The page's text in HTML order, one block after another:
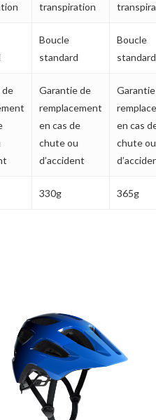
transpiration
Boucle
standard
Boucle
standard
de
Garantie de
remplacement
en cas de
chute ou
d’accident
en cas
chute ou
330g 365g